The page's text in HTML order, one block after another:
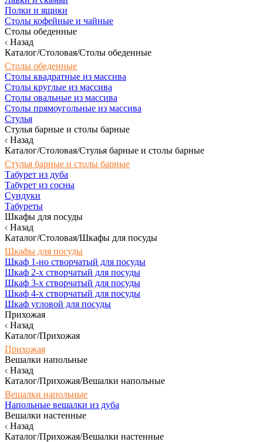
Полки и ящики
Столы кофейные и чайные
Столы обеденные
Назад
Каталог/Столовая/Столы обеденные
Столы обеденные
Столы квадратные из массива
Столы круглые из массива
Столы овальные из массива
Столы прямоугольные из массива
Стулья
Стулья барные и столы барные
Назад
Каталог/Столовая/Стулья барные и столы барные
Стулья барные и столы барные
Табурет из дуба
Табурет из сосны
Сундуки
Табуреты
Шкафы для посуды
Назад
Каталог/Столовая/Шкафы для посуды
Шкафы для посуды
Шкаф 1-но створчатый для посуды
Шкаф 2-х створчатый для посуды
Шкаф 3-х створчатый для посуды
Шкаф 4-х створчатый для посуды
Шкаф угловой для посуды
Прихожая
Назад
Каталог/Прихожая
Прихожая
Вешалки напольные
Назад
Каталог/Прихожая/Вешалки напольные
Вешалки напольные
Напольные вешалки из дуба
Вешалки настенные
Назад
Каталог/Прихожая/Вешалки настенные